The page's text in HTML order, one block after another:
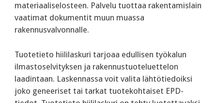
materiaaliselosteen. Palvelu tuottaa rakentamislain
vaatimat dokumentit muun muassa
rakennusvalvonnalle.
Tuotetieto hiililaskuri tarjoaa edullisen työkalun
ilmastoselvityksen ja rakennustuoteluettelon
laadintaan. Laskennassa voit valita lähtötiedoiksi
joko geneeriset tai tarkat tuotekohtaiset EPD-